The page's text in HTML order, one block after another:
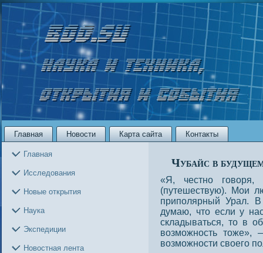
Главная Новости Карта сайта Контакты
Главная
Исследования
Новые открытия
Наука
Экспедиции
Новостная лента
Чубайс в
«Я, честно
(путешествую). Мои
приполярный Урал.
думаю, что если у
складываться, то в
возможность тоже»,
возможности своего